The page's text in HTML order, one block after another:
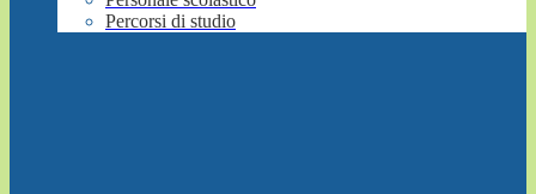
Percorsi di studio